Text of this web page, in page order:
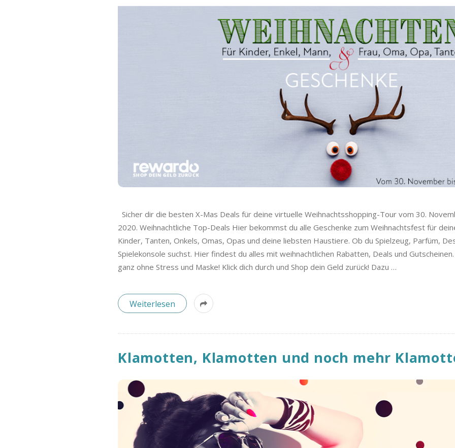
Sicher dir die besten X-Mas Deals für deine virtuelle Weihnachtsshopping-Tour vom 30.
2020. Weihnachtliche Top-Deals Hier bekommst du alle Geschenke zum Weihnachtsfest für
Kinder, Tanten, Onkels, Omas, Opas und deine liebsten Haustiere. Ob du Spielzeug, Parfüm,
Spielekonsole suchst. Hier findest du alles mit weihnachtlichen Rabatten, Deals und
ganz ohne Stress und Maske! Klick dich durch und Shop dein Geld zurück! Dazu …
Weiterlesen
Klamotten, Klamotten und noch mehr